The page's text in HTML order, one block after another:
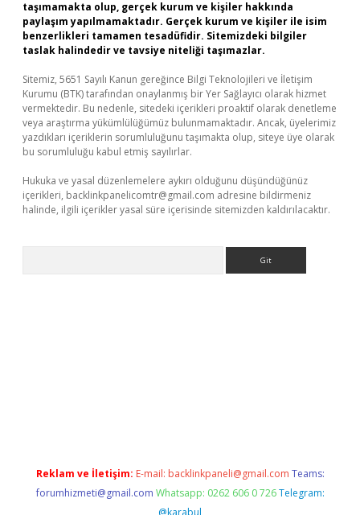
taşımamakta olup, gerçek kurum ve kişiler hakkında
paylaşım yapılmamaktadır. Gerçek kurum ve kişiler ile isim
benzerlikleri tamamen tesadüfidir. Sitemizdeki bilgiler
taslak halindedir ve tavsiye niteliği taşımazlar.
Sitemiz, 5651 Sayılı Kanun gereğince Bilgi Teknolojileri ve İletişim
Kurumu (BTK) tarafından onaylanmış bir Yer Sağlayıcı olarak hizmet
vermektedir. Bu nedenle, sitedeki içerikleri proaktif olarak denetleme
veya araştırma yükümlülüğümüz bulunmamaktadır. Ancak, üyelerimiz
yazdıkları içeriklerin sorumluluğunu taşımakta olup, siteye üye olarak
bu sorumluluğu kabul etmiş sayılırlar.
Hukuka ve yasal düzenlemelere aykırı olduğunu düşündüğünüz
içerikleri, backlinkpanelicomtr@gmail.com adresine bildirmeniz
halinde, ilgili içerikler yasal süre içerisinde sitemizden kaldırılacaktır.
Reklam ve İletişim: E-mail: backlinkpaneli@gmail.com Teams:
forumhizmeti@gmail.com Whatsapp: 0262 606 0 726 Telegram:
@karabul